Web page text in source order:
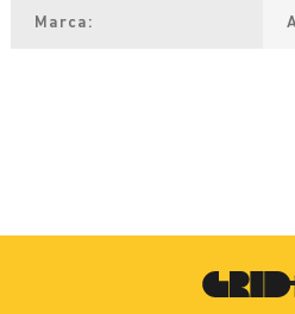
Marca